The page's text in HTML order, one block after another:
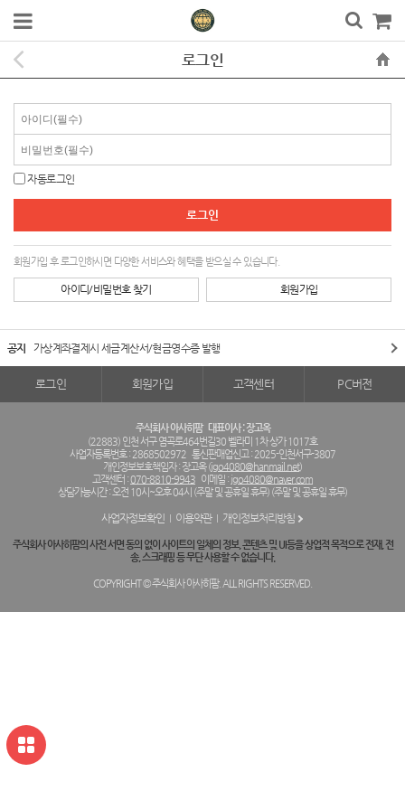
로그인
자동로그인
회원가입 후 로그인하시면 다양한 서비스와 혜택을 받으실 수 있습니다.
아이디/비밀번호 찾기 회원가입
공지 가상계좌결제시 세금계산서/현금영수증 발행
로그인 회원가입 고객센터 PC버전
주식회사 아사히팜 대표이사 : 장고옥
(22883) 인천 서구 염곡로464번길30 벨라미 1차 상가 1017호
사업자등록번호 : 2868502972 통신판매업신고 : 2025-인천서구-3807
개인정보보호책임자 : 장고옥 (jgo4080@hanmail.net)
고객센터 :070-8810-9943 이메일 : jgo4080@naver.com
상담가능시간 : 오전 10시~오후 04시 (주말 및 공휴일 휴무) (주말 및 공휴일 휴무)
사업자정보확인 이용약관 개인정보처리방침
주식회사 아사히팜의 사전 서면 동의 없이 사이트의 일체의 정보, 콘텐츠 및 UI등을 상업적 목적으로 전재, 전
송, 스크래핑 등 무단 사용할 수 없습니다.
COPYRIGHT © 주식회사 아사히팜. ALL RIGHTS RESERVED.